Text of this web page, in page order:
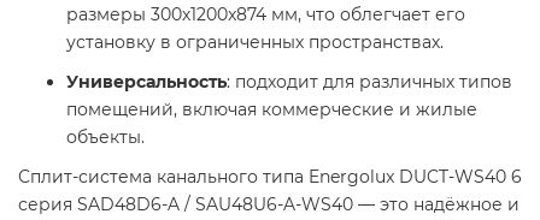
размеры 300х1200x874 мм, что облегчает его
установку в ограниченных пространствах.
Универсальность: подходит для различных типов
помещений, включая коммерческие и жилые
объекты.
Сплит-система канального типа Energolux DUCT-WS40 6
серия SAD48D6-A / SAU48U6-A-WS40 — это надёжное и